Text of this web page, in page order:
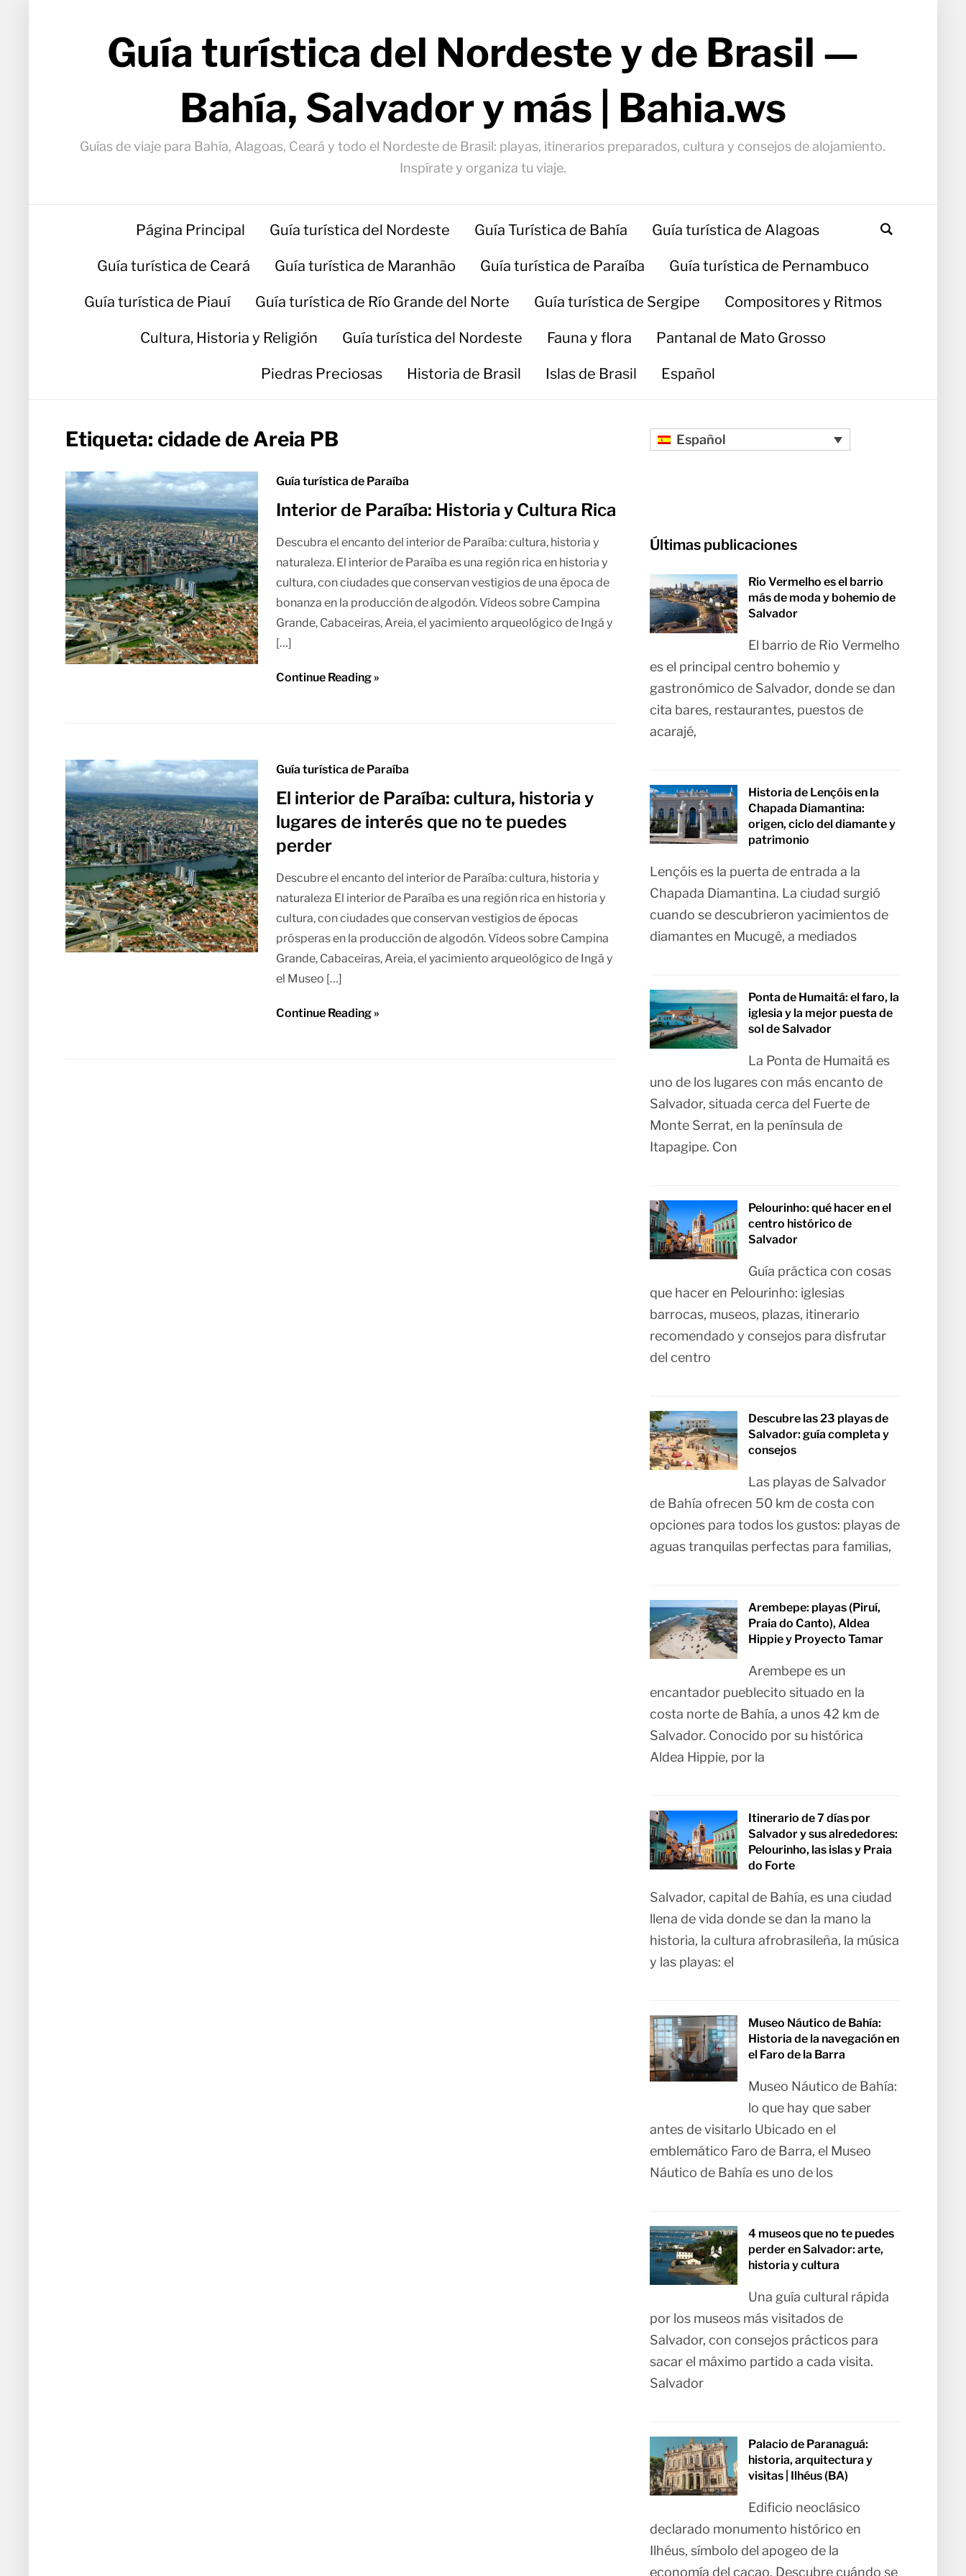
Guía turística del Nordeste y de Brasil —
Bahía, Salvador y más | Bahia.ws
Guías de viaje para Bahía, Alagoas, Ceará y todo el Nordeste de Brasil: playas, itinerarios preparados, cultura y consejos de alojamiento.
Inspírate y organiza tu viaje.
Página Principal Guía turística del Nordeste Guía Turística de Bahía Guía turística de Alagoas
Guía turística de Ceará Guía turística de Maranhão Guía turística de Paraíba Guía turística de Pernambuco
Guía turística de Piauí Guía turística de Río Grande del Norte Guía turística de Sergipe Compositores y Ritmos
Cultura, Historia y Religión Guía turística del Nordeste Fauna y flora Pantanal de Mato Grosso
Piedras Preciosas Historia de Brasil Islas de Brasil Español
Etiqueta: cidade de Areia PB
Guía turística de Paraíba
Interior de Paraíba: Historia y Cultura Rica
Descubra el encanto del interior de Paraíba: cultura, historia y
naturaleza. El interior de Paraíba es una región rica en historia y
cultura, con ciudades que conservan vestigios de una época de
bonanza en la producción de algodón. Vídeos sobre Campina
Grande, Cabaceiras, Areia, el yacimiento arqueológico de Ingá y
[…]
Continue Reading »
Guía turística de Paraíba
El interior de Paraíba: cultura, historia y
lugares de interés que no te puedes
perder
Descubre el encanto del interior de Paraíba: cultura, historia y
naturaleza El interior de Paraíba es una región rica en historia y
cultura, con ciudades que conservan vestigios de épocas
prósperas en la producción de algodón. Vídeos sobre Campina
Grande, Cabaceiras, Areia, el yacimiento arqueológico de Ingá y
el Museo […]
Continue Reading »
Español
Últimas publicaciones
Rio Vermelho es el barrio
más de moda y bohemio de
Salvador
El barrio de Rio Vermelho
es el principal centro bohemio y
gastronómico de Salvador, donde se dan
cita bares, restaurantes, puestos de
acarajé,
Historia de Lençóis en la
Chapada Diamantina:
origen, ciclo del diamante y
patrimonio
Lençóis es la puerta de entrada a la
Chapada Diamantina. La ciudad surgió
cuando se descubrieron yacimientos de
diamantes en Mucugê, a mediados
Ponta de Humaitá: el faro, la
iglesia y la mejor puesta de
sol de Salvador
La Ponta de Humaitá es
uno de los lugares con más encanto de
Salvador, situada cerca del Fuerte de
Monte Serrat, en la península de
Itapagipe. Con
Pelourinho: qué hacer en el
centro histórico de
Salvador
Guía práctica con cosas
que hacer en Pelourinho: iglesias
barrocas, museos, plazas, itinerario
recomendado y consejos para disfrutar
del centro
Descubre las 23 playas de
Salvador: guía completa y
consejos
Las playas de Salvador
de Bahía ofrecen 50 km de costa con
opciones para todos los gustos: playas de
aguas tranquilas perfectas para familias,
Arembepe: playas (Piruí,
Praia do Canto), Aldea
Hippie y Proyecto Tamar
Arembepe es un
encantador pueblecito situado en la
costa norte de Bahía, a unos 42 km de
Salvador. Conocido por su histórica
Aldea Hippie, por la
Itinerario de 7 días por
Salvador y sus alrededores:
Pelourinho, las islas y Praia
do Forte
Salvador, capital de Bahía, es una ciudad
llena de vida donde se dan la mano la
historia, la cultura afrobrasileña, la música
y las playas: el
Museo Náutico de Bahía:
Historia de la navegación en
el Faro de la Barra
Museo Náutico de Bahía:
lo que hay que saber
antes de visitarlo Ubicado en el
emblemático Faro de Barra, el Museo
Náutico de Bahía es uno de los
4 museos que no te puedes
perder en Salvador: arte,
historia y cultura
Una guía cultural rápida
por los museos más visitados de
Salvador, con consejos prácticos para
sacar el máximo partido a cada visita.
Salvador
Palacio de Paranaguá:
historia, arquitectura y
visitas | Ilhéus (BA)
Edificio neoclásico
declarado monumento histórico en
Ilhéus, símbolo del apogeo de la
economía del cacao. Descubre cuándo se